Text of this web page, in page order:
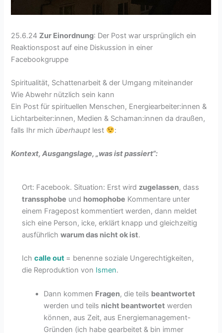
25.6.24Zur Einordnung: Der Post war ursprünglich ein
Reaktionspost auf eine Diskussion in einer
Facebookgruppe
Spiritualität, Schattenarbeit & der Umgang miteinander
Wie Abwehr nützlich sein kann
Ein Post für spirituellen Menschen, Energiearbeiter:innen &
Lichtarbeiter:innen, Medien & Schaman:innen da draußen,
falls Ihr mich überhaupt lest :
Kontext, Ausgangslage, „was ist passiert“:
Ort: Facebook. Situation: Erst wird zugelassen, dass
transsphobe und homophobe Kommentare unter
einem Fragepost kommentiert werden, dann meldet
sich eine Person, icke, erklärt knapp und gleichzeitig
ausführlichwarum das nicht ok ist.
Ichcalle out = benenne soziale Ungerechtigkeiten,
die Reproduktion von Ismen.
Dann kommen Fragen, die teils beantwortet
werden und teils nicht beantwortet werden
können, aus Zeit, aus Energiemanagement-
Gründen (ich habe gearbeitet & bin immer